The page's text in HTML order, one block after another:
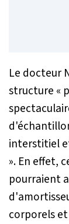
Le docteur
structure «
interstitiel
». En effet,
pourraient
corporels